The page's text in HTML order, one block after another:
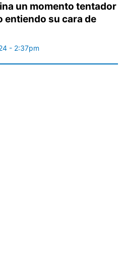
un momento tentador
entiendo su cara de
- 2:37pm